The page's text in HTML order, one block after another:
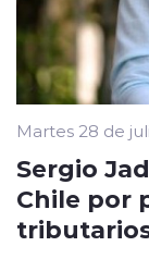
Martes 28 de
Sergio
Chile por